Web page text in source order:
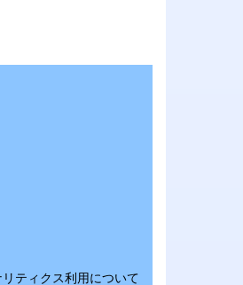
ティクス利用について